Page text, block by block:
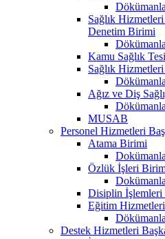
Sağlık
Denetim Birimi
Kamu Sağlık
Sağlık
Ağız ve Diş
MUSAB
Personel Hizmetleri
Atama Birimi
Özlük İşleri
Disiplin
Eğitim
Destek Hizmetleri